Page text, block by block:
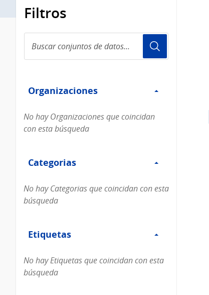
Filtros
conjuntos
de
Organizaciones
Organizaciones
No hay Organizaciones que coincidan
con esta búsqueda
Categorias
Categorias
No hay Categorias que coincidan con esta
búsqueda
Etiquetas
Etiquetas
No hay Etiquetas que coincidan con esta
búsqueda